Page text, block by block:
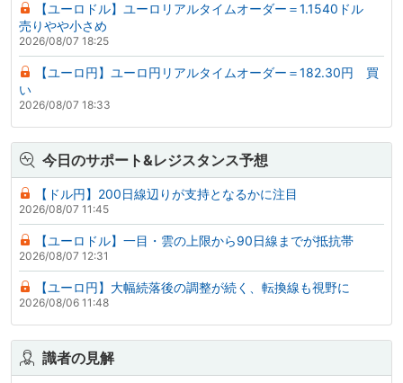
【ユーロドル】ユーロリアルタイムオーダー＝1.1540ドル
売りやや小さめ
2026/08/07 18:25
【ユーロ円】ユーロ円リアルタイムオーダー＝182.30円 買
い
2026/08/07 18:33
今日のサポート&レジスタンス予想
【ドル円】200日線辺りが支持となるかに注目
2026/08/07 11:45
【ユーロドル】一目・雲の上限から90日線までが抵抗帯
2026/08/07 12:31
【ユーロ円】大幅続落後の調整が続く、転換線も視野に
2026/08/06 11:48
識者の見解